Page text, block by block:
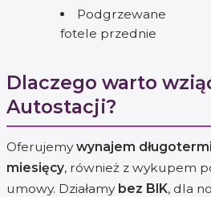
Podgrzewane
fotele przednie
Dlaczego warto
Autostacji?
Oferujemywynajem
miesięcy, również z wykupem
umowy. Działamy bez BIK, dla